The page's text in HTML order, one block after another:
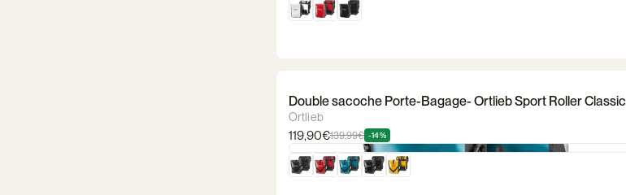
Double sacoche Porte-Bagage- Ortlieb Sport Roller Classic
Ortlieb
119,90€139,99€ -14%